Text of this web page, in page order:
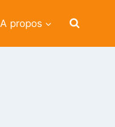
A propos